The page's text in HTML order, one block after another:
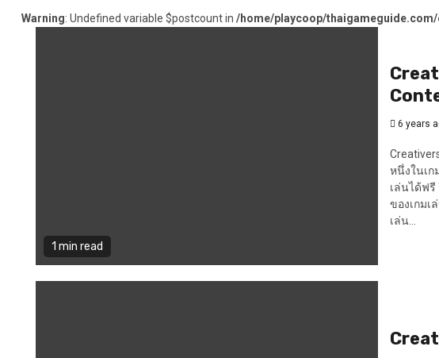
Warning: Undefined variable $postcount in /home/playcoop/
1 min read
6 years
หนึ่งในเ
เล่นได้ฟรี
ของเกมเ
เล่น...